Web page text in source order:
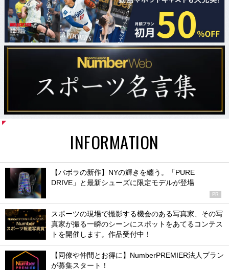
INFORMATION
【バボラの新作】NYの輝きを纏う。「PURE
DRIVE」と最新シューズに限定モデルが登場
PR
スポーツの現場で撮影する機会のある写真家、その写
真家が撮る一瞬のシーンにスポットをあてるコンテス
トを開催します。作品受付中！
【同僚や仲間とお得に】NumberPREMIER法人プラン
が募集スタート！